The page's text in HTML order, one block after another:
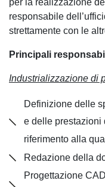
per la realizzazione
responsabile
strettamente con le
Principali
Industrializzazione di
Definizione delle
e delle prestazioni
riferimento alla
Redazione della
Progettazione